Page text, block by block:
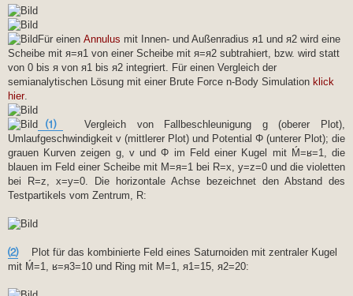
Für einen Annulus mit Innen- und Außenradius я1 und я2 wird eine
Scheibe mit я=я1 von einer Scheibe mit я=я2 subtrahiert, bzw. wird statt
von 0 bis я von я1 bis я2 integriert. Für einen Vergleich der
semianalytischen Lösung mit einer Brute Force n-Body Simulation klick
hier.
⑴
Vergleich von Fallbeschleunigung g (oberer Plot),
Umlaufgeschwindigkeit v (mittlerer Plot) und Potential Φ (unterer Plot); die
grauen Kurven zeigen g, v und Φ im Feld einer Kugel mit Ḿ=ʁ=1, die
blauen im Feld einer Scheibe mit M=я=1 bei R=x, y=z=0 und die violetten
bei R=z, x=y=0. Die horizontale Achse bezeichnet den Abstand des
Testpartikels vom Zentrum, R:
⑵Plot für das kombinierte Feld eines Saturnoiden mit zentraler Kugel
mit Ḿ=1, ʁ=я3=10 und Ring mit M=1, я1=15, я2=20: